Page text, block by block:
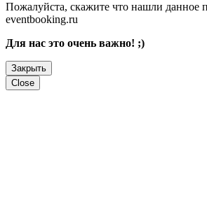
Пожалуйста, скажите что нашли данное
eventbooking.ru
Для нас это очень важно! ;)
Закрыть
Close